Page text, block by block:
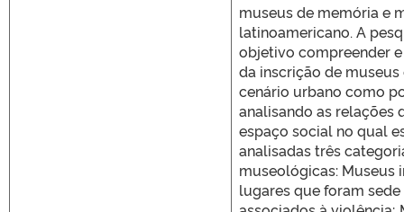
museus de memória e
latinoamericano. A
objetivo compreender
da inscrição de
cenário urbano como
analisando as relações
espaço social no qual
analisadas três
museológicas: Museus
lugares que foram